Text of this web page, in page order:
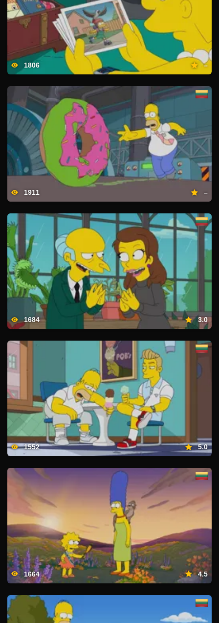
1806 –
1911 –
1684 3.0
1552 5.0
1664 4.5